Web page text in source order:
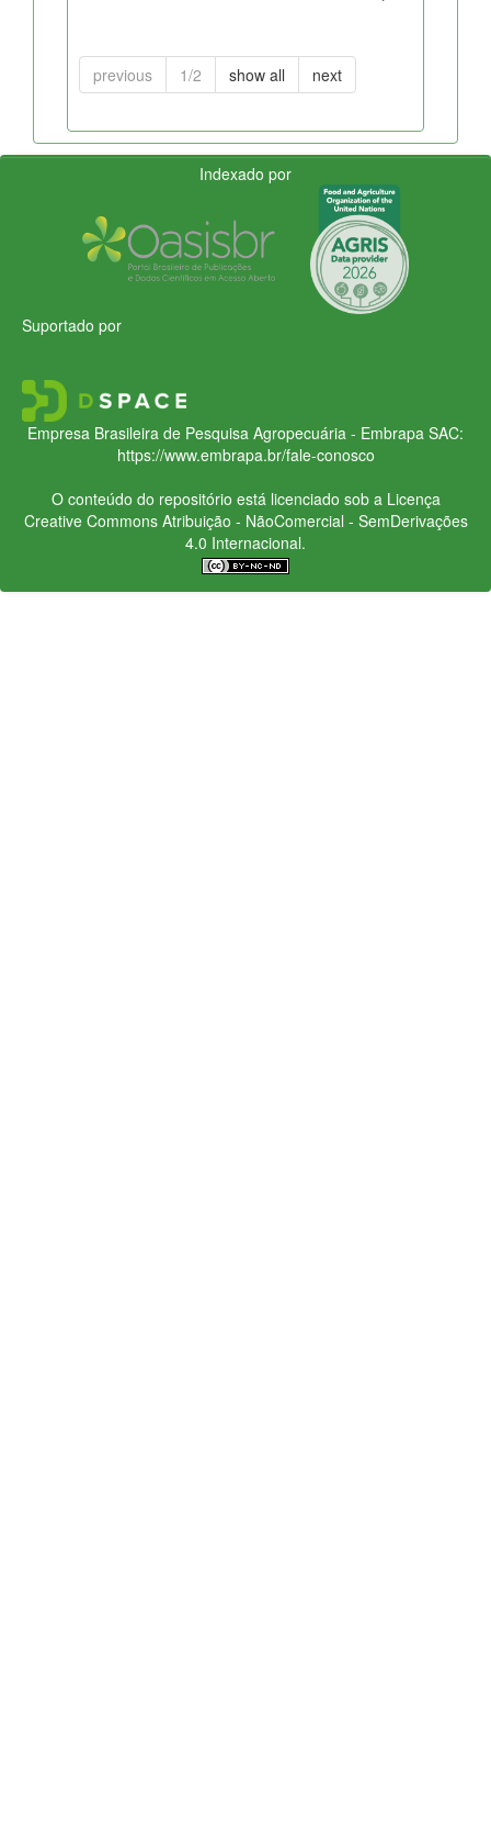
previous 1/2 show all next
Indexado por
Suportado por
Empresa Brasileira de Pesquisa Agropecuária - Embrapa SAC:
https://www.embrapa.br/fale-conosco
O conteúdo do repositório está licenciado sob a Licença
Creative CommonsAtribuição - NãoComercial - SemDerivações
4.0 Internacional.